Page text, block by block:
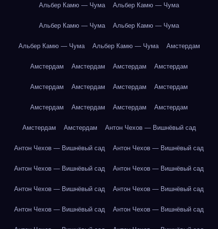
Альбер Камю — Чума Альбер Камю — Чума
Альбер Камю — Чума Альбер Камю — Чума
Альбер Камю — Чума Альбер Камю — Чума Амстердам
Амстердам Амстердам Амстердам Амстердам
Амстердам Амстердам Амстердам Амстердам
Амстердам Амстердам Амстердам Амстердам
Амстердам Амстердам Антон Чехов — Вишнёвый сад
Антон Чехов — Вишнёвый сад Антон Чехов — Вишнёвый сад
Антон Чехов — Вишнёвый сад Антон Чехов — Вишнёвый сад
Антон Чехов — Вишнёвый сад Антон Чехов — Вишнёвый сад
Антон Чехов — Вишнёвый сад Антон Чехов — Вишнёвый сад